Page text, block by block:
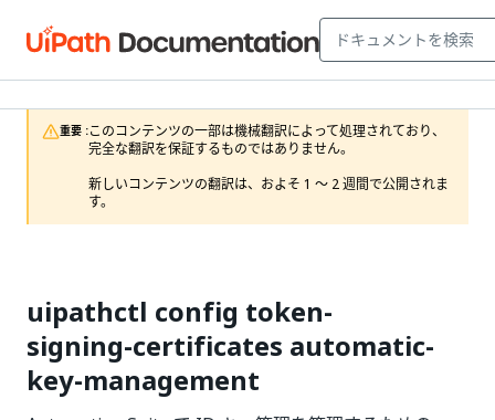
重要 :このコンテンツの一部は機械翻訳によって処理されており、
完全な翻訳を保証するものではありません。
新しいコンテンツの翻訳は、およそ 1 ～ 2 週間で公開されま
す。
uipathctl config token-
signing-certificates automatic-
key-management